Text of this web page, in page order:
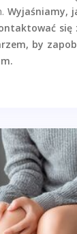
Wyjaśniamy,
się
by